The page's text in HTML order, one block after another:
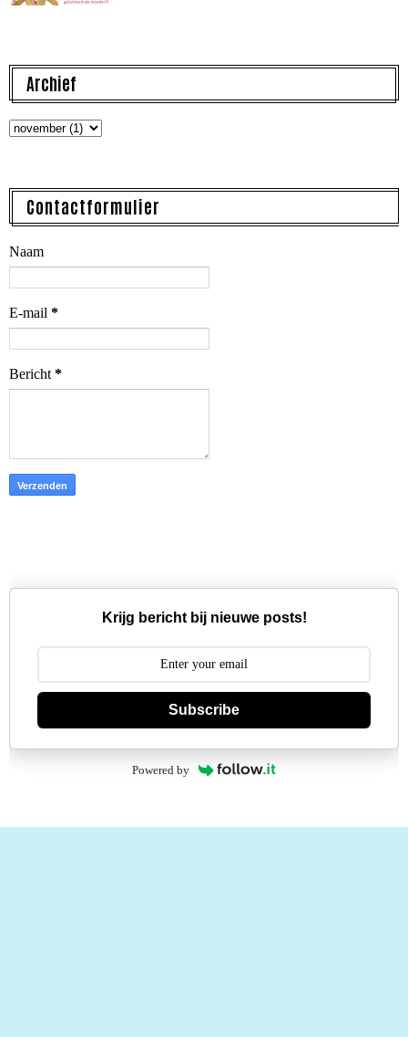
Archief
Contactformulier
Naam
E-mail *
Bericht *
Krijg bericht bij nieuwe posts!
Subscribe
Powered by